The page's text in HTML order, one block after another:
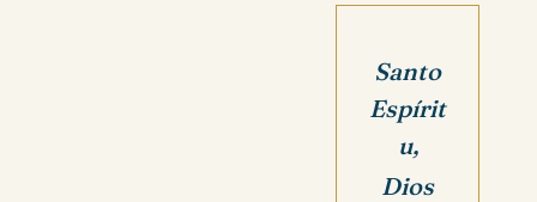
Santo
Espírit
u,
Dios